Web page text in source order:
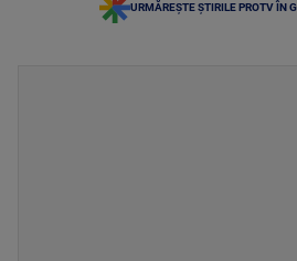
URMĂREȘTE ȘTIRILE PROTV ÎN